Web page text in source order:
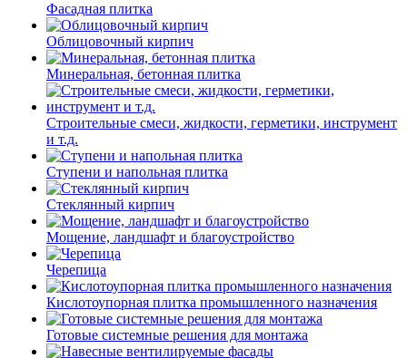
Фасадная плитка
Облицовочный кирпич
Минеральная, бетонная плитка
Строительные смеси, жидкости, герметики, инструмент
и т.д.
Ступени и напольная плитка
Cтеклянный кирпич
Мощение, ландшафт и благоустройство
Черепица
Кислотоупорная плитка промышленного назначения
Готовые системные решения для монтажа